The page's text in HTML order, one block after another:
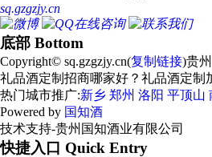
sq.gzgzjy.cn
底部 Bottom
Copyright© sq.gzgzjy.cn(复制链接)贵
礼品酒定制招商哪家好？礼品酒定制
热门城市推广:新乡 郑州 洛阳 平顶山
Powered by 国知酒
技术支持-贵州国知酒业有限公司
快捷入口 Quick Entry